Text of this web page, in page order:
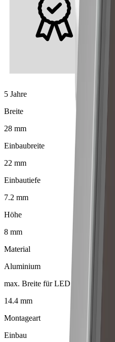
5 Jahre
Breite
28 mm
Einbaubreite
22 mm
Einbautiefe
7.2 mm
Höhe
8 mm
Material
Aluminium
max. Breite für LED
14.4 mm
Montageart
Einbau